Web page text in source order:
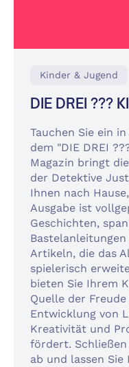
Kinder & Jugend
DIE DREI ???
Tauchen Sie ein
dem "DIE DREI
Magazin bringt
der Detektive
Ihnen nach
Ausgabe ist
Geschichten,
Artikeln, die das
spielerisch
bieten Sie Ihrem
Quelle der
Entwicklung von
Kreativität und
fördert.
ab und lassen